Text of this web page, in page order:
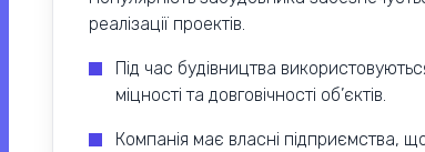
реалізації проектів.
Під час будівництва
міцності та довговічності об’єктів.
Компанія має власні підприємства,